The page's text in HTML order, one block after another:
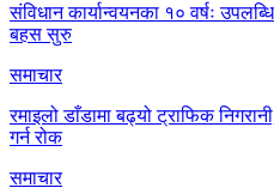
संविधान कार्यान्वयनका १० वर्षः
बहस सुरु
समाचार
रमाइलो डाँडामा बढ्यो ट्राफिक
गर्न रोक
समाचार